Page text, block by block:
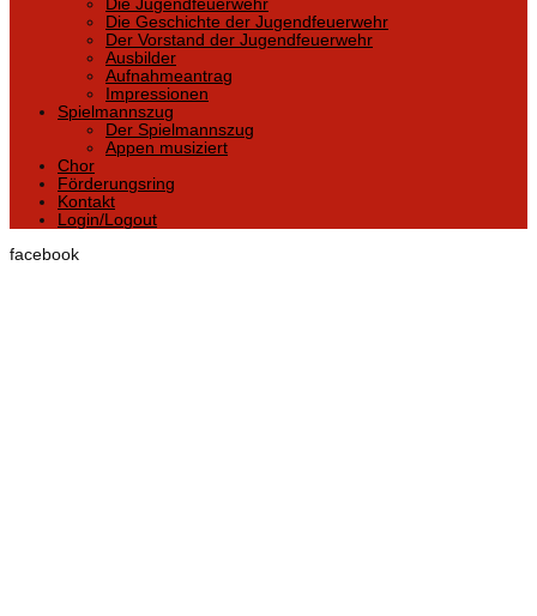
Die Jugendfeuerwehr
Die Geschichte der Jugendfeuerwehr
Der Vorstand der Jugendfeuerwehr
Ausbilder
Aufnahmeantrag
Impressionen
Spielmannszug
Der Spielmannszug
Appen musiziert
Chor
Förderungsring
Kontakt
Login/Logout
facebook